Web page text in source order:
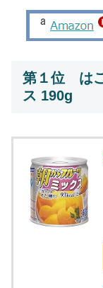
第１位 は
ス 190g